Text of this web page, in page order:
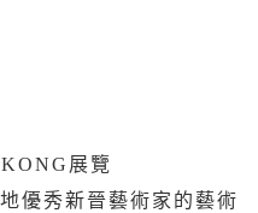
展覽
優秀新晉藝術家的藝術